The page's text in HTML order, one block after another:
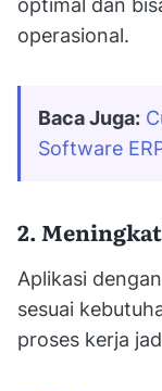
optimal dan
operasional.
Baca Juga:
Software
2.
Aplikasi
sesuai
proses kerja